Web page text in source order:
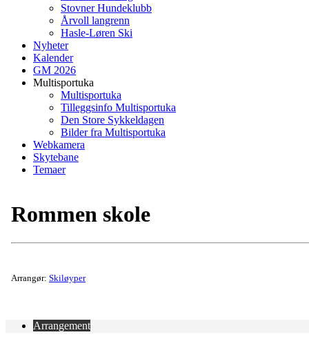
Stovner Hundeklubb
Årvoll langrenn
Hasle-Løren Ski
Nyheter
Kalender
GM 2026
Multisportuka
Multisportuka
Tilleggsinfo Multisportuka
Den Store Sykkeldagen
Bilder fra Multisportuka
Webkamera
Skytebane
Temaer
Rommen skole
Arrangør: Skiløyper
Arrangement